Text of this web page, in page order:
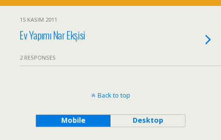
15 KASIM 2011
Ev Yapımı Nar Ekşisi
2 RESPONSES
Back to top
Mobile Desktop